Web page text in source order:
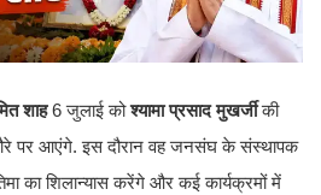
शाह6 जुलाई कोश्यामा प्रसाद मुखर्जीकी
पर आएंगे. इस दौरान वह जनसंघ के संस्थापक
का शिलान्यास करेंगे और कई कार्यक्रमों में